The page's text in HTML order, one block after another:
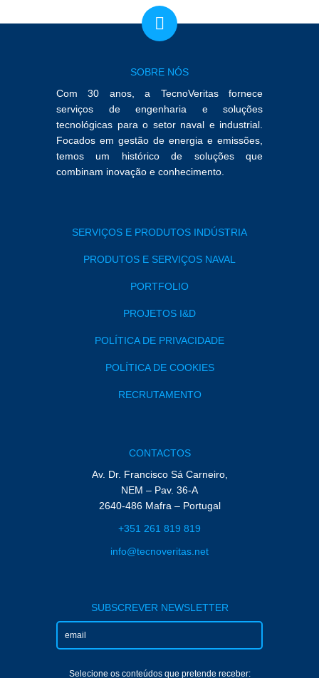
SOBRE NÓS
Com 30 anos, a TecnoVeritas fornece
serviços de engenharia e soluções
tecnológicas para o setor naval e industrial.
Focados em gestão de energia e emissões,
temos um histórico de soluções que
combinam inovação e conhecimento.
SERVIÇOS E PRODUTOS INDÚSTRIA
PRODUTOS E SERVIÇOS NAVAL
PORTFOLIO
PROJETOS I&D
POLÍTICA DE PRIVACIDADE
POLÍTICA DE COOKIES
RECRUTAMENTO
CONTACTOS
Av. Dr. Francisco Sá Carneiro,
NEM – Pav. 36-A
2640-486 Mafra – Portugal
+351 261 819 819
info@tecnoveritas.net
SUBSCREVER NEWSLETTER
Selecione os conteúdos que pretende receber: